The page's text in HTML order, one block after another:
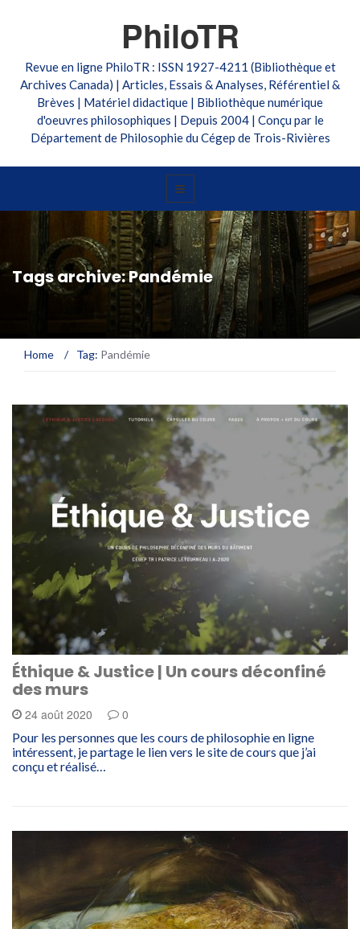
PhiloTR
Revue en ligne PhiloTR : ISSN 1927-4211 (Bibliothèque et
Archives Canada) | Articles, Essais & Analyses, Référentiel &
Brèves | Matériel didactique | Bibliothèque numérique
d'oeuvres philosophiques | Depuis 2004 | Conçu par le
Département de Philosophie du Cégep de Trois-Rivières
Tags archive: Pandémie
Home / Tag: Pandémie
Éthique & Justice | Un cours déconfiné
des murs
24 août 2020 0
Pour les personnes que les cours de philosophie en ligne
intéressent, je partage le lien vers le site de cours que j’ai
conçu et réalisé…